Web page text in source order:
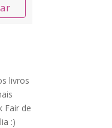
livros
Fair de
:)